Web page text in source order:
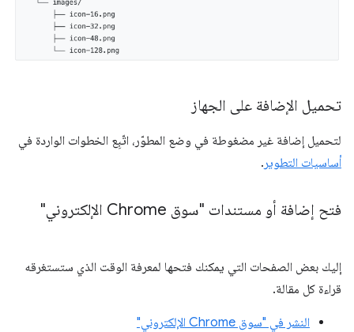
تحميل الإضافة على الجهاز
لتحميل إضافة غير مضغوطة في وضع المطوّر، اتّبِع الخطوات الواردة في
أساسيات التطوير .
فتح إضافة أو مستندات "سوق Chrome الإلكتروني"
إليك بعض الصفحات التي يمكنك فتحها لمعرفة الوقت الذي ستستغرقه
قراءة كل مقالة.
النشر في "سوق Chrome الإلكتروني"